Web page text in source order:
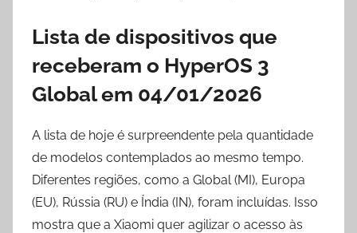
Lista de dispositivos que
receberam o HyperOS 3
Global em 04/01/2026
A lista de hoje é surpreendente pela quantidade
de modelos contemplados ao mesmo tempo.
Diferentes regiões, como a Global (MI), Europa
(EU), Rússia (RU) e Índia (IN), foram incluídas. Isso
mostra que a Xiaomi quer agilizar o acesso às